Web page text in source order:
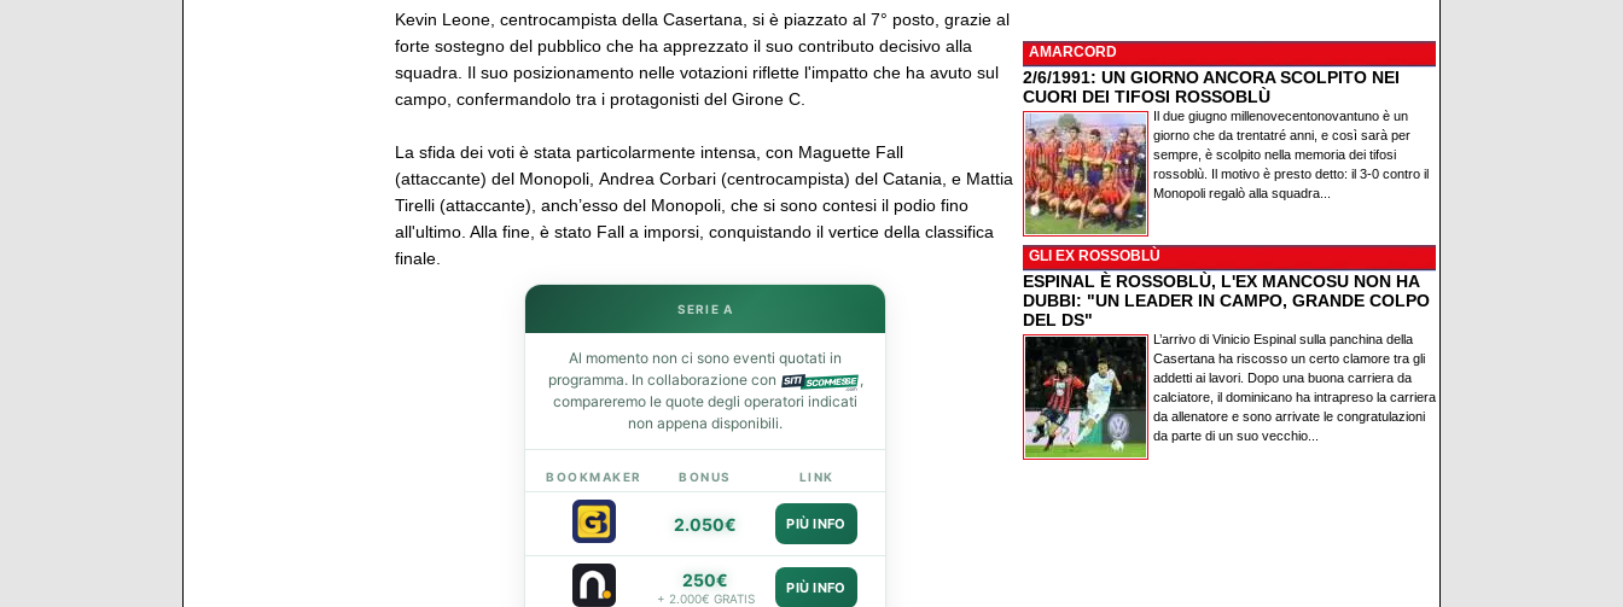
Kevin Leone, centrocampista della Casertana, si è piazzato al 7° posto, grazie al
forte sostegno del pubblico che ha apprezzato il suo contributo decisivo alla
squadra. Il suo posizionamento nelle votazioni riflette l'impatto che ha avuto sul
campo, confermandolo tra i protagonisti del Girone C.
La sfida dei voti è stata particolarmente intensa, con Maguette Fall
(attaccante) del Monopoli, Andrea Corbari (centrocampista) del Catania, e Mattia
Tirelli (attaccante), anch’esso del Monopoli, che si sono contesi il podio fino
all'ultimo. Alla fine, è stato Fall a imporsi, conquistando il vertice della classifica
finale.
SERIE A
Al momento non ci sono eventi quotati in
programma. In collaborazione con
,
compareremo le quote degli operatori indicati
non appena disponibili.
BOOKMAKER BONUS LINK
2.050€ PIÙ INFO
250€
+ 2.000€ GRATIS
PIÙ INFO
AMARCORD
2/6/1991: UN GIORNO ANCORA SCOLPITO NEI
CUORI DEI TIFOSI ROSSOBLÙ
Il due giugno millenovecentonovantuno è un
giorno che da trentatré anni, e così sarà per
sempre, è scolpito nella memoria dei tifosi
rossoblù. Il motivo è presto detto: il 3-0 contro il
Monopoli regalò alla squadra...
GLI EX ROSSOBLÙ
ESPINAL È ROSSOBLÙ, L'EX MANCOSU NON HA
DUBBI: "UN LEADER IN CAMPO, GRANDE COLPO
DEL DS"
L’arrivo di Vinicio Espinal sulla panchina della
Casertana ha riscosso un certo clamore tra gli
addetti ai lavori. Dopo una buona carriera da
calciatore, il dominicano ha intrapreso la carriera
da allenatore e sono arrivate le congratulazioni
da parte di un suo vecchio...